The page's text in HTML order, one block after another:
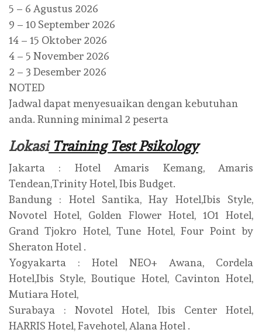
5 – 6 Agustus 2026
9 – 10 September 2026
14 – 15 Oktober 2026
4 – 5 November 2026
2 – 3 Desember 2026
NOTED
Jadwal dapat menyesuaikan dengan kebutuhan
anda. Running minimal 2 peserta
LokasiTraining Test Psikology
Jakarta : Hotel Amaris Kemang, Amaris
Tendean,Trinity Hotel, Ibis Budget.
Bandung : Hotel Santika, Hay Hotel,Ibis Style,
Novotel Hotel, Golden Flower Hotel, 1O1 Hotel,
Grand Tjokro Hotel, Tune Hotel, Four Point by
Sheraton Hotel .
Yogyakarta : Hotel NEO+ Awana, Cordela
Hotel,Ibis Style, Boutique Hotel, Cavinton Hotel,
Mutiara Hotel,
Surabaya : Novotel Hotel, Ibis Center Hotel,
HARRIS Hotel, Favehotel, Alana Hotel .